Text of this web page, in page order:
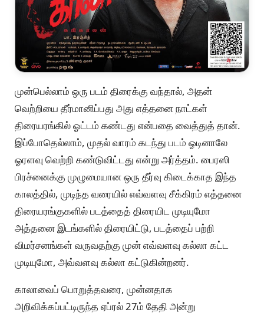
முன்பெல்லாம் ஒரு படம் திரைக்கு வந்தால், அதன்
வெற்றியை தீர்மானிப்பது அது எத்தனை நாட்கள்
திரையரங்கில் ஓட்டம் கண்டது என்பதை வைத்துத் தான்.
இப்போதெல்லாம், முதல் வாரம் கடந்து படம் ஓடினாலே
ஓரளவு வெற்றி கண்டுவிட்டது என்று அர்த்தம். பைரஸி
பிரச்னைக்கு முழுமையான ஒரு தீர்வு கிடைக்காத இந்த
காலத்தில், முடிந்த வரையில் எவ்வளவு சீக்கிரம் எத்தனை
திரையரங்குகளில் படத்தைத் திரையிட முடியுமோ
அத்தனை இடங்களில் திரையிட்டு, படத்தைப் பற்றி
விமர்சனங்கள் வருவதற்கு முன் எவ்வளவு கல்லா கட்ட
முடியுமோ, அவ்வளவு கல்லா கட்டுகின்றனர்.
காலாவைப் பொறுத்தவரை, முன்னதாக
அறிவிக்கப்பட்டிருந்த ஏப்ரல் 27ம் தேதி அன்று